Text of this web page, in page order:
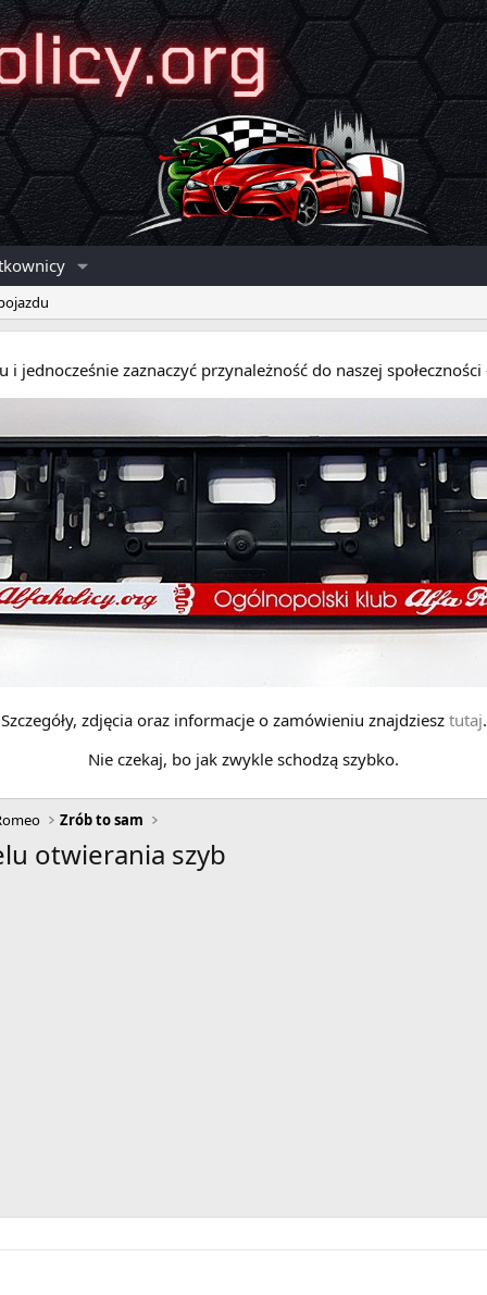
i jednocześnie zaznaczyć przynależność do naszej
Szczegóły, zdjęcia oraz informacje o zamówieniu znajdziesz tutaj.
Nie czekaj, bo jak zwykle schodzą szybko.
Zrób to sam
otwierania szyb